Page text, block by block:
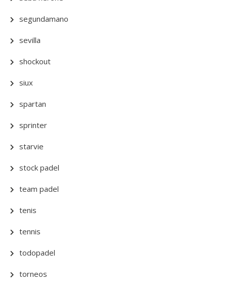
segundamano
sevilla
shockout
siux
spartan
sprinter
starvie
stock padel
team padel
tenis
tennis
todopadel
torneos